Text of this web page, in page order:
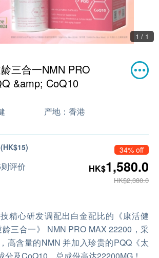
1 / 1
三合一NMN PRO
&amp; CoQ10
产地： 香港
评价
34% off
HK$1,580.0
HK$2,380.0
精心研发调配出白金配比的《康活健
三合一》 NMN PRO MAX 22200，采
高含量的NMN 并加入珍贵的PQQ《太